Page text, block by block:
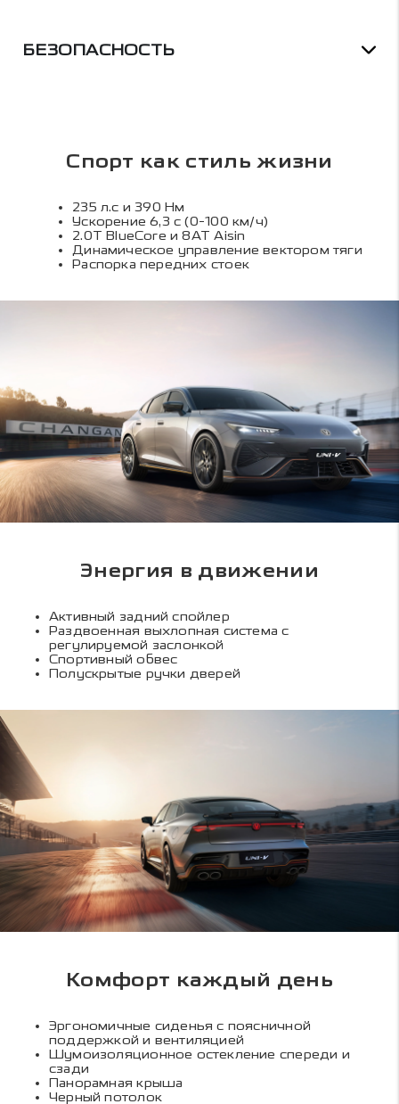
БЕЗОПАСНОСТЬ
Спорт как стиль жизни
235 л.с и 390 Нм
Ускорение 6,3 с (0-100 км/ч)
2.0Т BlueCore и 8АТ Aisin
Динамическое управление вектором тяги
Распорка передних стоек
Энергия в движении
Активный задний спойлер
Раздвоенная выхлопная система с
регулируемой заслонкой
Спортивный обвес
Полускрытые ручки дверей
Комфорт каждый день
Эргономичные сиденья с поясничной
поддержкой и вентиляцией
Шумоизоляционное остекление спереди и
сзади
Панорамная крыша
Черный потолок